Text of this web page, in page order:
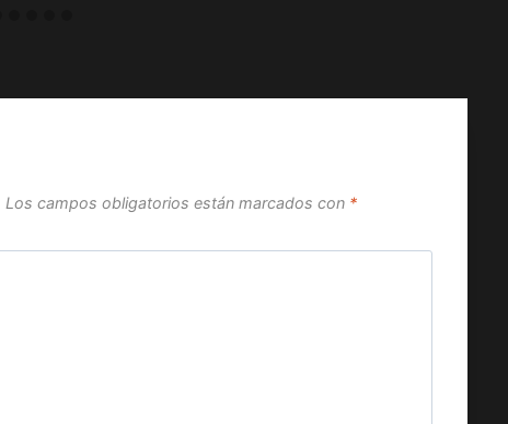
Los campos obligatorios están marcados con *